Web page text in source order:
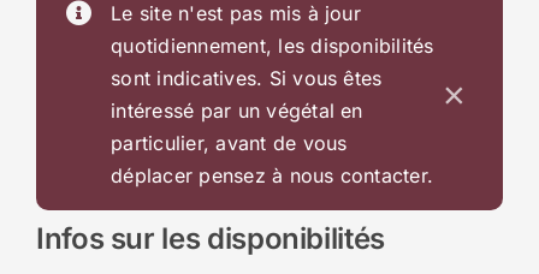
Le site n'est pas mis à jour
quotidiennement, les disponibilités
sont indicatives. Si vous êtes
intéressé par un végétal en
particulier, avant de vous
déplacer pensez à nous contacter.
×
Infos sur les disponibilités